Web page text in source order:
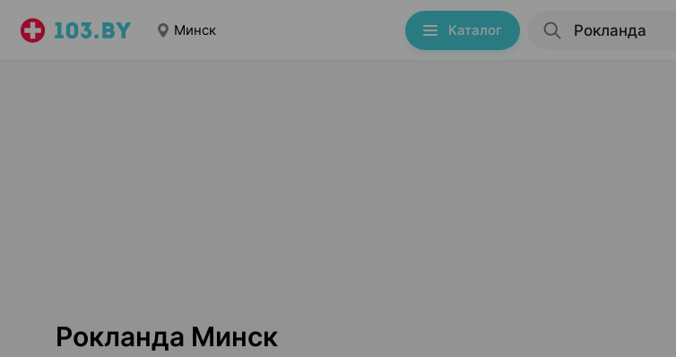
Минск Каталог
Рокланда Минск